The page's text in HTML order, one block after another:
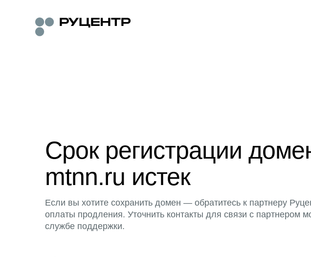
Срок регистрации
mtnn.ru истек
Если вы хотите сохранить домен — обратитесь к партнеру
оплаты продления. Уточнить контакты для связи с партнером
службе поддержки.